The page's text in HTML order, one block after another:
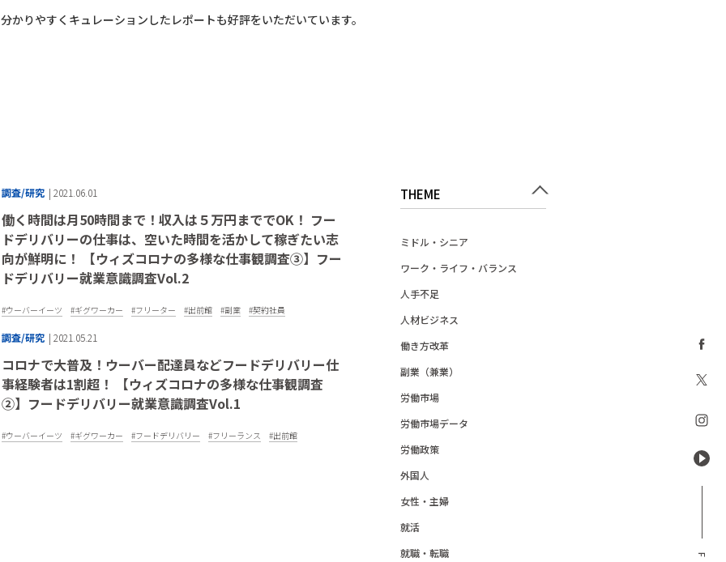
F
分かりやすくキュレーションした レポートも好評をいただいています。
調査/研究 | 2021.06.01
働く時間は月50時間まで！収入は５万円まででOK！ フー
ドデリバリーの仕事は、空いた時間を活かして稼ぎたい志
向が鮮明に！ 【ウィズコロナの多様な仕事観調査③】フー
ドデリバリー就業意識調査Vol.2
ウーバーイーツ ギグワーカー フリーター 出前館 副業 契約社員
調査/研究 | 2021.05.21
コロナで大普及！ウーバー配達員などフードデリバリー仕
事経験者は1割超！ 【ウィズコロナの多様な仕事観調査
②】フードデリバリー就業意識調査Vol.1
ウーバーイーツ ギグワーカー フードデリバリー フリーランス 出前館
THEME
ミドル・シニア
ワーク・ライフ・バランス
人手不足
人材ビジネス
働き方改革
副業（兼業）
労働市場
労働市場データ
労働政策
外国人
女性・主婦
就活
就職・転職